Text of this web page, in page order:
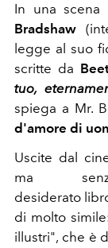
In una
Bradshaw
legge al suo
scritte da
tuo,
spiega a Mr.
d'amore di
Uscite dal
ma
desiderato
di molto
illustri", che è